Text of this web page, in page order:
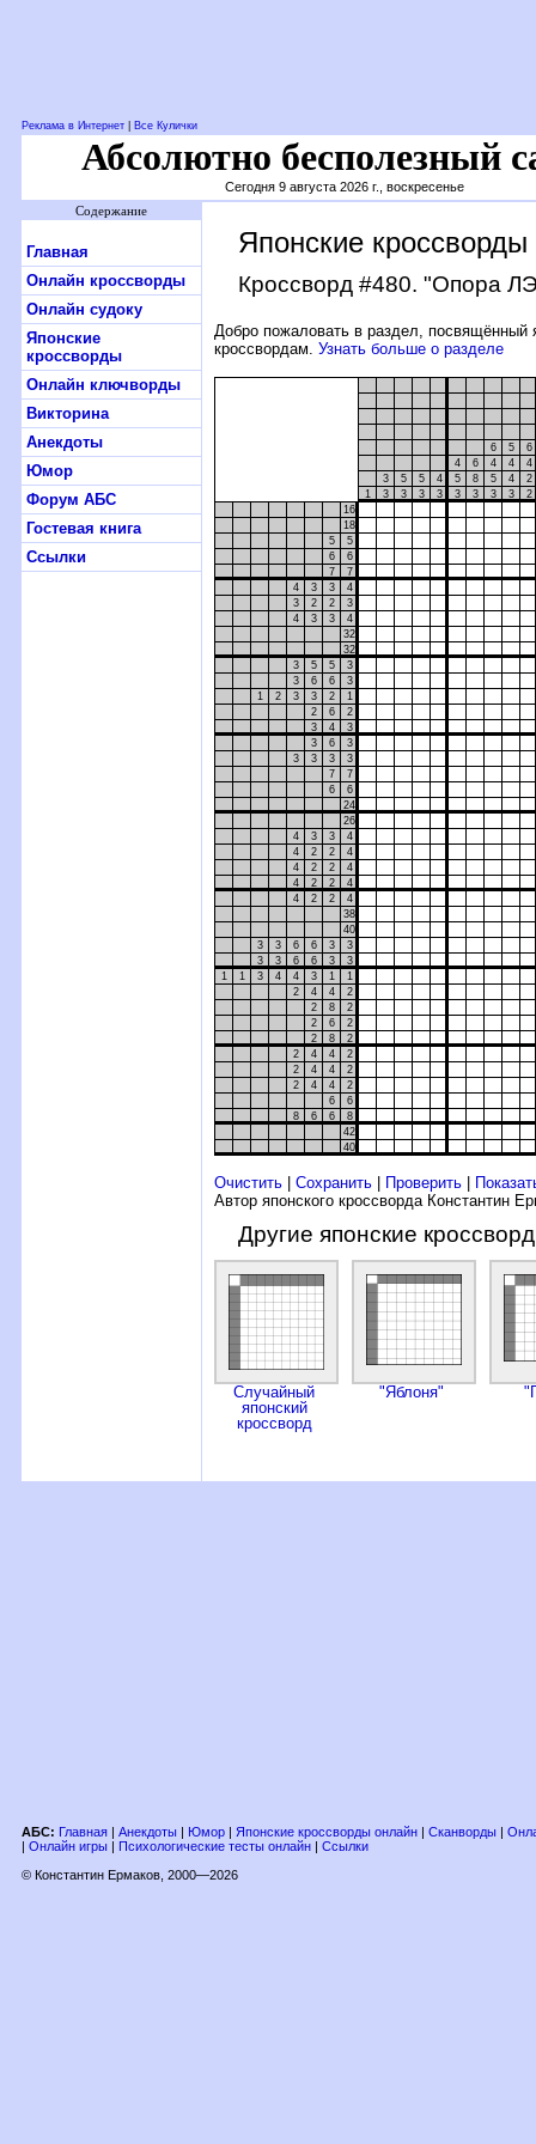
Реклама в Интернет Все Кулички
Абсолютно бесполезный
Сегодня 9 августа 2026 г., воскресенье
Содержание
Главная
Онлайн кроссворды
Онлайн судоку
Японские
кроссворды
Онлайн ключворды
Викторина
Анекдоты
Юмор
Форум АБС
Гостевая книга
Ссылки
Японские
Кроссворд #480. "Опора
Добро пожаловать в раздел, посвящённый
кроссвордам. Узнать больше о разделе
6 5
6
4
6 4 4
4
3
5 5 4 5 8 5 4
2
1
3 3 3 3 3 3 3 3
2
16
18
5
5
6
6
7
7
4
3 3
4
3
2 2
3
4
3 3
4
32
32
3
5 5
3
3
6 6
3
1
2 3 3 2
1
2
6
2
3
4
3
3
6
3
3
3 3
3
7
7
6
6
24
26
4
3 3
4
4
2 2
4
4
2 2
4
4
2 2
4
4
2 2
4
38
40
3
3 6 6 3
3
3
3 6 6 3
3
1
1 3 4 4 3 1
1
2
4 4
2
2
8
2
2
6
2
2
8
2
2
4 4
2
2
4 4
2
2
4 4
2
6
6
8
6 6
8
42
40
Очистить Сохранить Проверить
Автор японского кроссворда Константин
Другие японские
Случайный
японский
кроссворд
"Яблоня"
АБС: Главная | Анекдоты | Юмор | Японские кроссворды онлайн | Сканворды |
| Онлайн игры | Психологические тесты онлайн | Ссылки
© Константин Ермаков, 2000—2026